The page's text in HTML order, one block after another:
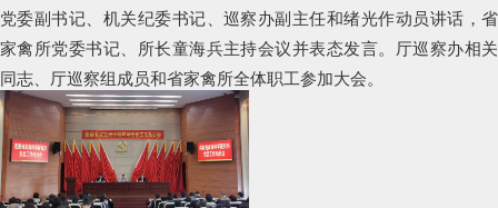
党委副书记、机关纪委书记、巡察办副主任和绪光作动员讲话，省
家禽所党委书记、所长童海兵主持会议并表态发言。厅巡察办相关
同志、厅巡察组成员和省家禽所全体职工参加大会。